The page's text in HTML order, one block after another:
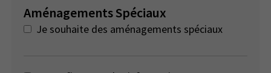
Aménagements Spéciaux
Je souhaite des aménagements spéciaux